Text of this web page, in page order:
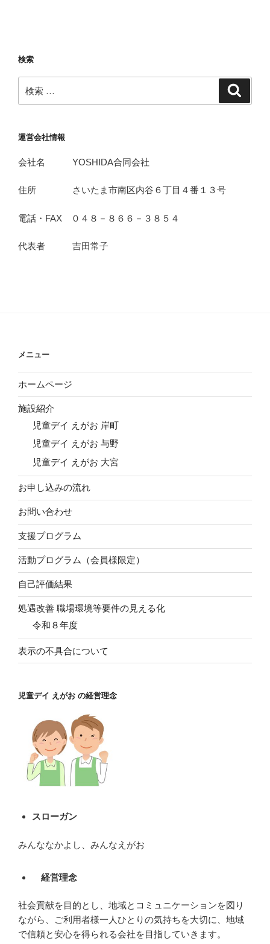
検索
索:
運営会社情報
会社名 YOSHIDA合同会社
住所 さいたま市南区内谷６丁目４番１３号
電話・FAX ０４８－８６６－３８５４
代表者 吉田常子
メニュー
ホームページ
施設紹介
児童デイ えがお 岸町
児童デイ えがお 与野
児童デイ えがお 大宮
お申し込みの流れ
お問い合わせ
支援プログラム
活動プログラム（会員様限定）
自己評価結果
処遇改善 職場環境等要件の見える化
令和８年度
表示の不具合について
児童デイ えがお の経営理念
スローガン
みんななかよし、みんなえがお
経営理念
社会貢献を目的とし、地域とコミュニケーションを図り
ながら、ご利用者様一人ひとりの気持ちを大切に、地域
で信頼と安心を得られる会社を目指していきます。